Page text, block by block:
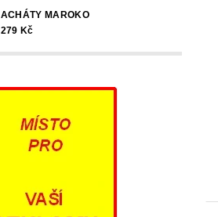
ACHÁTY MAROKO
279 Kč